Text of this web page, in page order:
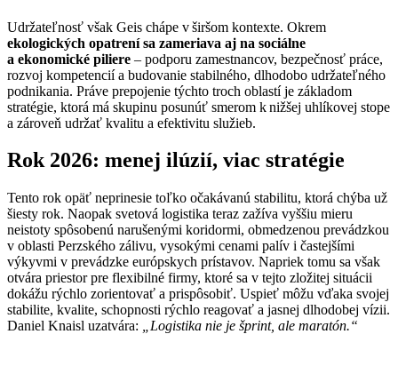
Udržateľnosť však Geis chápe v širšom kontexte. Okrem
ekologických opatrení sa zameriava aj na sociálne
a ekonomické piliere – podporu zamestnancov, bezpečnosť práce,
rozvoj kompetencií a budovanie stabilného, dlhodobo udržateľného
podnikania.​ ​Práve prepojenie týchto troch oblastí je základom
stratégie, ktorá má skupinu posunúť smerom k nižšej uhlíkovej stope
a zároveň udržať kvalitu a efektivitu služieb.
Rok 2026: menej ilúzií, viac stratégie
Tento rok opäť neprinesie toľko očakávanú stabilitu, ktorá chýba už
šiesty rok. Naopak svetová logistika teraz zažíva vyššiu mieru
neistoty spôsobenú narušenými koridormi, obmedzenou prevádzkou
v oblasti Perzského zálivu, vysokými cenami palív i častejšími
výkyvmi v prevádzke európskych prístavov. Napriek tomu sa však
otvára priestor pre flexibilné firmy, ktoré sa v tejto zložitej situácii
dokážu rýchlo zorientovať a prispôsobiť. Uspieť môžu vďaka svojej
stabilite, kvalite, schopnosti rýchlo reagovať a jasnej dlhodobej vízii.
Daniel Knaisl uzatvára:
„Logistika nie je šprint, ale maratón.“